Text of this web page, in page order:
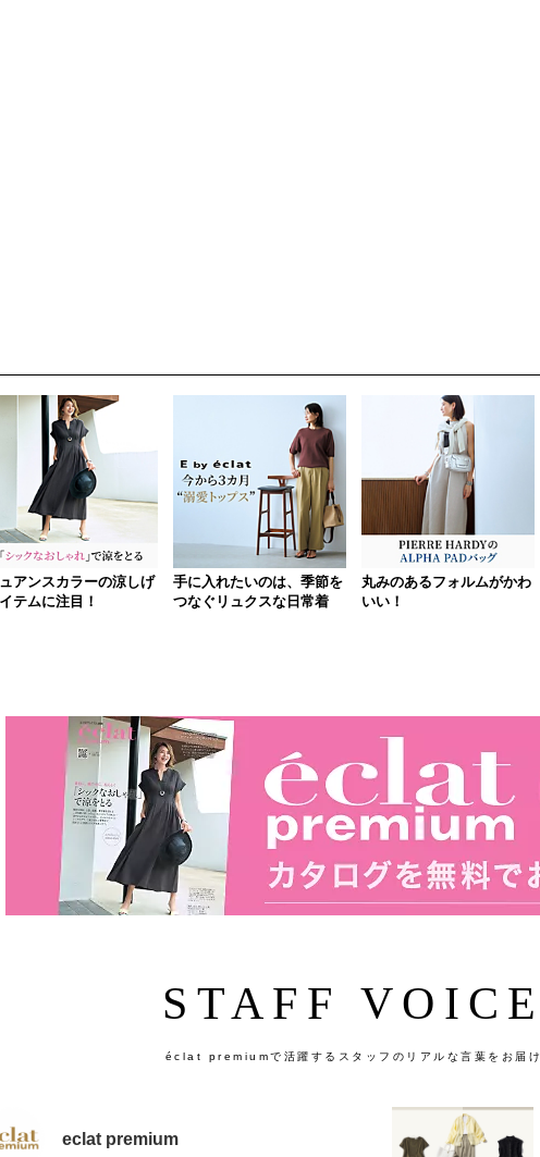
アンスカラーの涼しげ
テムに注目！
手に入れたいのは、季節を
つなぐリュクスな日常着
丸みのあるフォルムがかわ
いい！
STAFF VOICE
éclat premiumで活躍するスタッフのリアルな言葉をお届け
eclat premium